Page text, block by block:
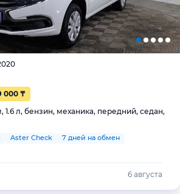
000 ₸
1.6 л, бензин, механика, передний, седан,
Aster Check
7 дней на обмен
6 августа